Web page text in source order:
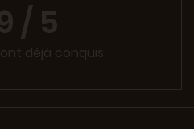
/ 5
déjà conquis